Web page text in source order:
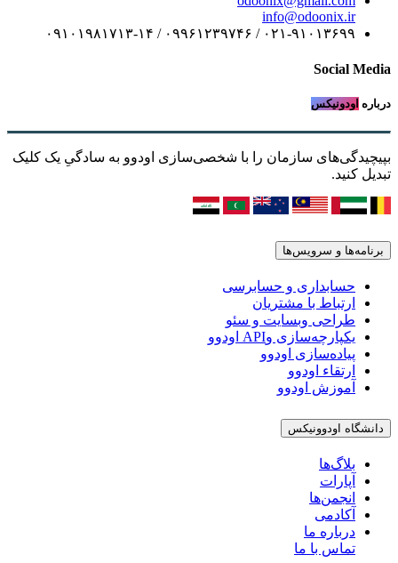
info@odoonix.ir
۰۲۱-۹۱۰۱۳۶۹۹ / ۰۹۹۶۱۲۳۹۷۴۶ / ۰۹۱۰۱۹۸۱۷۱۳-۱۴
Social Media
درباره اودونیکس
بپیچیدگی‌های سازمان را با شخصی‌سازی اودوو به سادگیِ یک کلیک
تبدیل کنید.
برنامه‌ها و سرویس‌ها
حسابداری و حسابرسی
ارتباط با مشتریان
طراحی وبسایت و سئو
یکپارچه‌سازی وAPI اودوو
پیاده‌سازی اودوو
ارتقاء اودوو
آموزش اودوو
دانشگاه اودوونیکس
بلاگ‌ها
آپارات
انجمن‌ها
آکادمی
درباره ما
تماس با ما